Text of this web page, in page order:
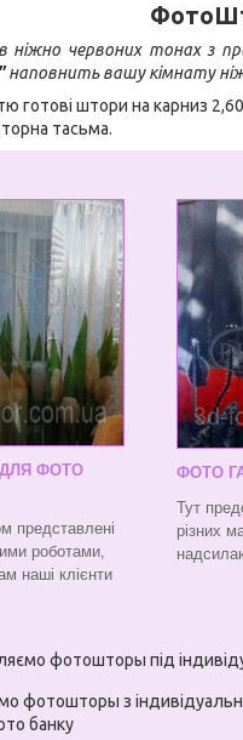
червоних тонах з
наповнить вашу кімнату
готові штори на карниз
тасьма.
ФОТО
представлені
роботами,
наші клієнти
ФОТО
Тут
різних
фотошторы під
фотошторы з
банку